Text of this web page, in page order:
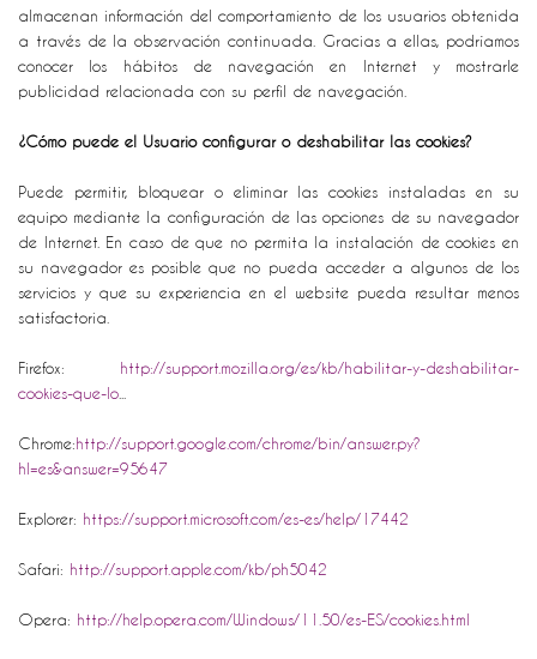
almacenan información del comportamiento de los usuarios obtenida
a través de la observación continuada. Gracias a ellas, podríamos
conocer los hábitos de navegación en Internet y mostrarle
publicidad relacionada con su perfil de navegación.
¿Cómo puede el Usuario configurar o deshabilitar las cookies?
Puede permitir, bloquear o eliminar las cookies instaladas en su
equipo mediante la configuración de las opciones de su navegador
de Internet. En caso de que no permita la instalación de cookies en
su navegador es posible que no pueda acceder a algunos de los
servicios y que su experiencia en el website pueda resultar menos
satisfactoria.
Firefox: http://support.mozilla.org/es/kb/habilitar-y-deshabilitar-
cookies-que-lo
Chrome:http://support.google.com/chrome/bin/answer.py?
hl=es&answer=95647
Explorer: https://support.microsoft.com/es-es/help/17442
Safari: http://support.apple.com/kb/ph5042
Opera: http://help.opera.com/Windows/11.50/es-ES/cookies.html